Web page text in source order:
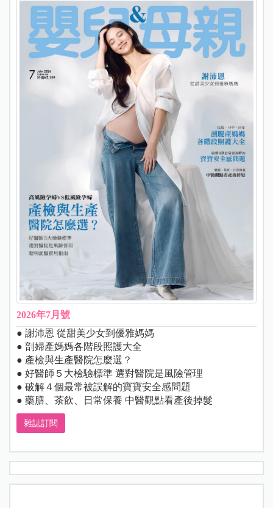
2026年7月號
● 謝沛恩 從甜美少女到優雅媽媽
● 剖婦產媽媽各階段照護大全
● 產檢與生產醫院怎麼選？
● 好醫師５大檢驗標準 選對醫院是風險管理
● 破解４個最常被誤解的寶寶安全感問題
● 藥膳、茶飲、日常保養 中醫觀點看產後掉髮
雜誌訂閱